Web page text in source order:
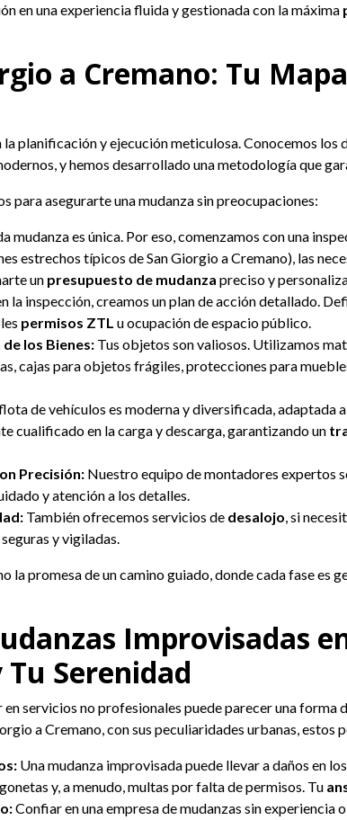
en una experiencia fluida y gestionada con la máxima
a Cremano: Tu
la planificación y ejecución meticulosa. Conocemos los
y hemos desarrollado una metodología que
para asegurarte una mudanza sin preocupaciones:
mudanza es única. Por eso, comenzamos con una
estrechos típicos de San Giorgio a Cremano), las
un presupuesto de mudanza preciso y
la inspección, creamos un plan de acción detallado.
permisos ZTL u ocupación de espacio público.
los Bienes: Tus objetos son valiosos. Utilizamos
cajas para objetos frágiles, protecciones para
de vehículos es moderna y diversificada, adaptada
cualificado en la carga y descarga, garantizando un
Precisión: Nuestro equipo de montadores expertos
y atención a los detalles.
También ofrecemos servicios de desalojo, si
y vigiladas.
la promesa de un camino guiado, donde cada fase
Improvisadas
Serenidad
servicios no profesionales puede parecer una forma
a Cremano, con sus peculiaridades urbanas, estos
Una mudanza improvisada puede llevar a daños en
y, a menudo, multas por falta de permisos. Tu
Confiar en una empresa de mudanzas sin experiencia